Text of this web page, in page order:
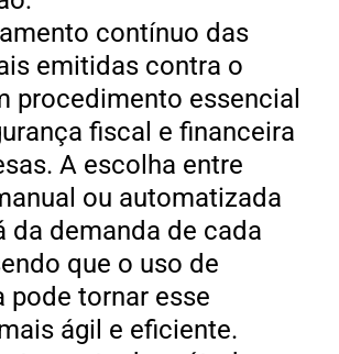
contínuo das
emitidas contra o
procedimento essencial
fiscal e financeira
A escolha entre
ou automatizada
da demanda de cada
que o uso de
pode tornar esse
ágil e eficiente.